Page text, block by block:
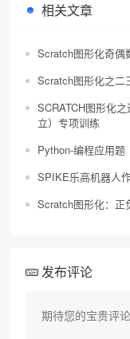
相关文章
Scratch图形化奇偶
Scratch图形化之二
SCRATCH图形化
立）专项训练
Python-编程应用题
SPIKE乐高机器人
Scratch图形化：正
发布评论